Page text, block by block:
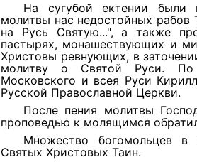
На сугубой ектении были
молитвы нас недостойных
на Русь Святую...", а также
пастырях, монашествующих и
Христовы ревнующих, в
молитву о Святой Руси. По
Московского и всея Руси
Русской Православной Церкви.
После пения молитвы
проповедью к молящимся
Множество богомольцев в
Святых Христовых Таин.